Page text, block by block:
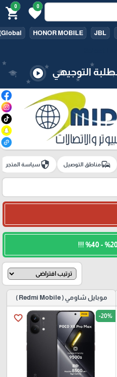
0
favorite
0
shopping_cart
HONOR MOBILE JBL
التوجيهي play_circle
commuteمناطق التوصيل securityسياسة المتجر
موبايل شاومي ( Redmi Mobile )
favorite_border -20%